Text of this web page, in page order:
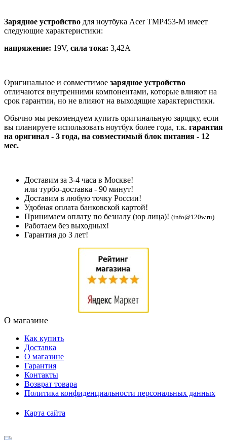
Зарядное устройство для ноутбука Acer TMP453-M имеет
следующие характеристики:
напряжение: 19V, сила тока: 3,42A
Оригинальное и совместимое зарядное устройство
отличаются внутренними компонентами, которые влияют на
срок гарантии, но не влияют на выходящие характеристики.
Обычно мы рекомендуем купить оригинальную зарядку, если
вы планируете использовать ноутбук более года, т.к. гарантия
на оригинал - 3 года, на совместимый блок питания - 12
мес.
Доставим за 3-4 часа в Москве!
или турбо-доставка - 90 минут!
Доставим в любую точку России!
Удобная оплата банковской картой!
Принимаем оплату по безналу (юр лица)! (info@120w.ru)
Работаем без выходных!
Гарантия до 3 лет!
О магазине
Как купить
Доставка
О магазине
Гарантия
Контакты
Возврат товара
Политика конфиденциальности персональных данных
Карта сайта